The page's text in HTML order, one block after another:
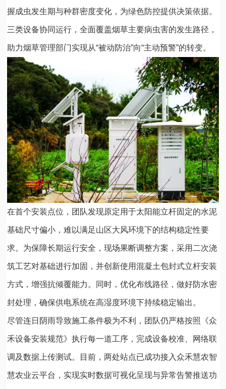
握成虫发生期与种群密度变化，为绿色防控提供决策依据。
三类设备协同运行，全面覆盖烟草主要病虫害的发生路径，
助力烟草管理部门实现从“被动防治”向“主动预警”的转变。
在首个安装点位，团队发现原定用于太阳能立杆固定的水泥
基础尺寸偏小，难以满足山区大风环境下的结构稳定性要
求。为保障长期运行安全，现场果断调整方案，采用二次浇
筑工艺对基础进行加固，并创新使用混凝土包封式立杆安装
方式，增强抗倾覆能力。同时，优化布线路径，做好防水密
封处理，确保供电系统在高湿度环境下持续稳定输出。
尽管连日阴雨导致施工条件极为不利，团队仍严格按照《众
禾设备安装规范》执行每一道工序，完成设备校准、网络联
调及数据上传测试。目前，两处站点已成功接入众禾慧农智
慧农业云平台，实现实时数据可视化呈现与异常告警推送功